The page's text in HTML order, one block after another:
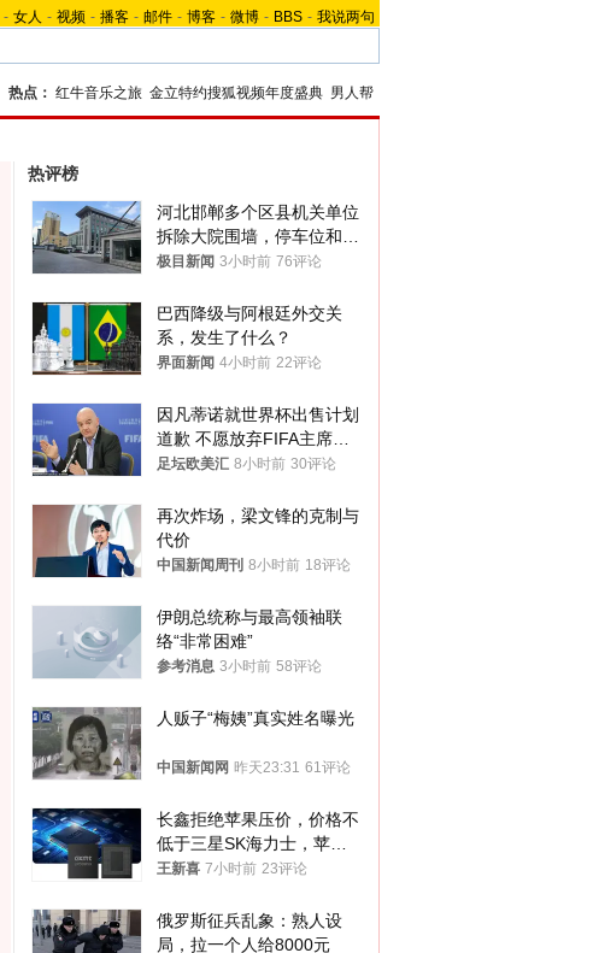
- 女人 - 视频 - 播客 - 邮件 - 博客 - 微博 - BBS - 我说两句
热点： 红牛音乐之旅 金立特约搜狐视频年度盛典 男人帮
热评榜
河北邯郸多个区县机关单位
拆除大院围墙，停车位和厕
所免费开放，当地多部门回
极目新闻 3小时前 76评论
巴西降级与阿根廷外交关
系，发生了什么？
界面新闻 4小时前 22评论
因凡蒂诺就世界杯出售计划
道歉 不愿放弃FIFA主席职
位
足坛欧美汇 8小时前 30评论
再次炸场，梁文锋的克制与
代价
中国新闻周刊 8小时前 18评论
伊朗总统称与最高领袖联
络“非常困难”
参考消息 3小时前 58评论
人贩子“梅姨”真实姓名曝光
中国新闻网 昨天23:31 61评论
长鑫拒绝苹果压价，价格不
低于三星SK海力士，苹果
失去了议价权
王新喜 7小时前 23评论
俄罗斯征兵乱象：熟人设
局，拉一个人给8000元